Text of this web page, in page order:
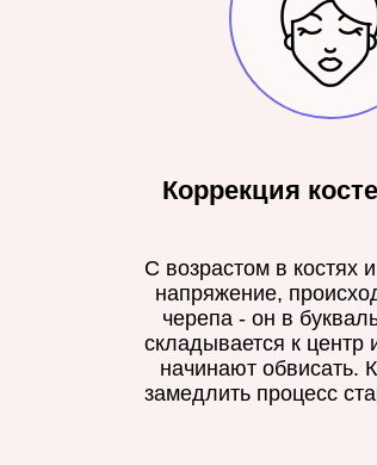
Коррекция
С возрастом в костях
напряжение,
черепа - он в
складывается к центр
начинают обвисать.
замедлить процесс